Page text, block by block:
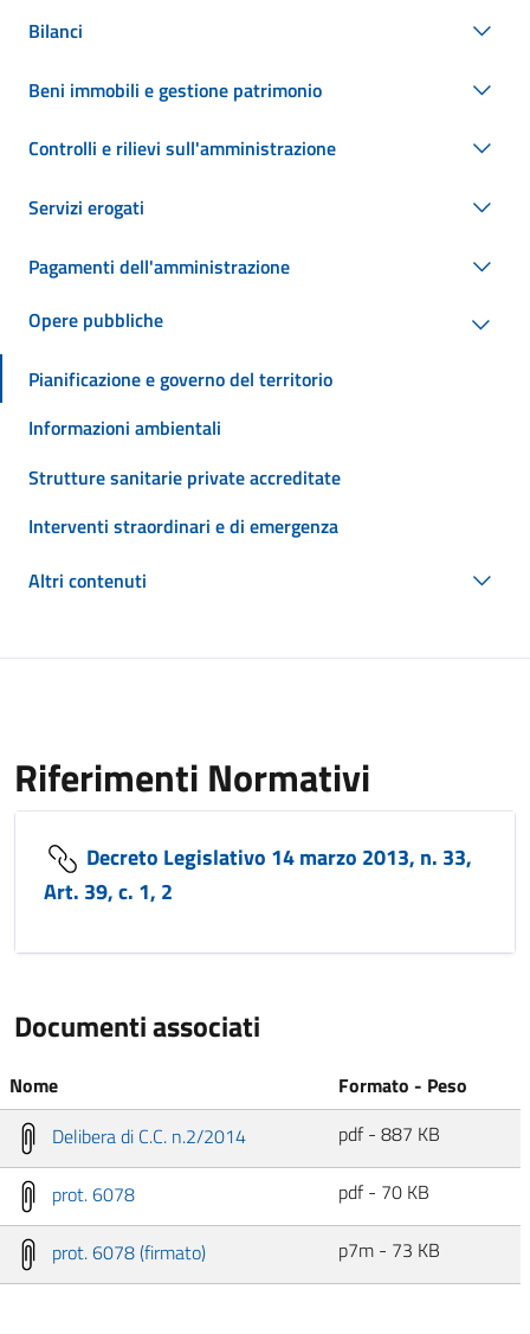
Bilanci
Beni immobili e gestione patrimonio
Controlli e rilievi sull'amministrazione
Servizi erogati
Pagamenti dell'amministrazione
Opere pubbliche
Pianificazione e governo del territorio
Informazioni ambientali
Strutture sanitarie private accreditate
Interventi straordinari e di emergenza
Altri contenuti
Riferimenti Normativi
Decreto Legislativo 14 marzo 2013, n. 33,
Art. 39, c. 1, 2
Documenti associati
Nome
Formato - Peso
Delibera di C.C. n.2/2014
pdf - 887 KB
prot. 6078 pdf - 70 KB
prot. 6078 (firmato) p7m - 73 KB